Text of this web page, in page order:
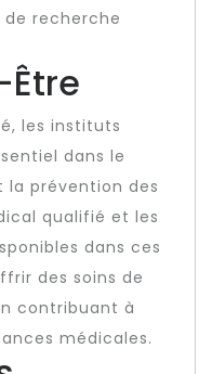
recherche
les instituts
dans le
prévention des
qualifié et les
dans ces
des soins de
contribuant à
médicales.